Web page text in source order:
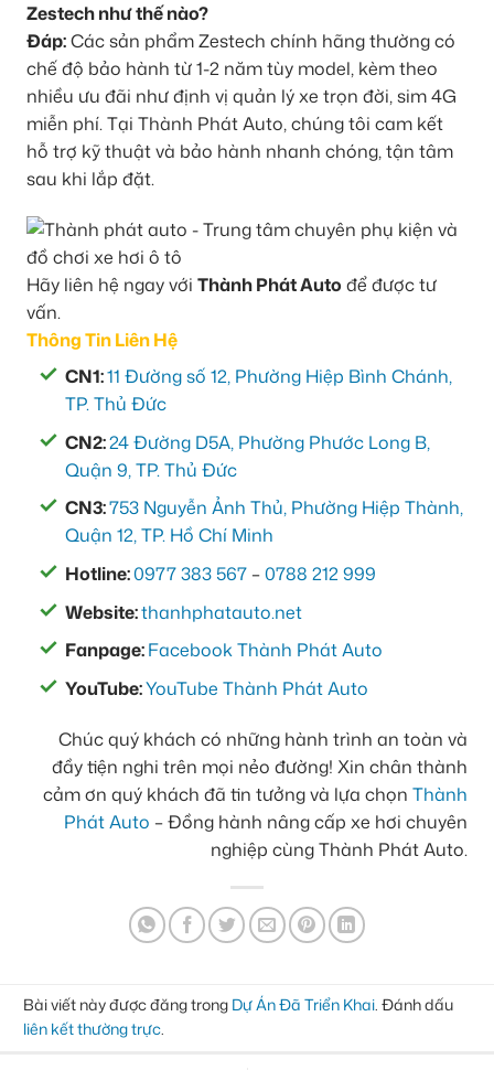
Zestech như thế nào?
Đáp:Các sản phẩm Zestech chính hãng thường có
chế độ bảo hành từ 1-2 năm tùy model, kèm theo
nhiều ưu đãi như định vị quản lý xe trọn đời, sim 4G
miễn phí. Tại Thành Phát Auto, chúng tôi cam kết
hỗ trợ kỹ thuật và bảo hành nhanh chóng, tận tâm
sau khi lắp đặt.
Hãy liên hệ ngay với Thành Phát Auto để được tư
vấn.
Thông Tin Liên Hệ
CN1:11 Đường số 12, Phường Hiệp Bình Chánh,
TP. Thủ Đức
CN2:24 Đường D5A, Phường Phước Long B,
Quận 9, TP. Thủ Đức
CN3:753 Nguyễn Ảnh Thủ, Phường Hiệp Thành,
Quận 12, TP. Hồ Chí Minh
Hotline:0977 383 567 –0788 212 999
Website:thanhphatauto.net
Fanpage:Facebook Thành Phát Auto
YouTube:YouTube Thành Phát Auto
Chúc quý khách có những hành trình an toàn và
đầy tiện nghi trên mọi nẻo đường! Xin chân thành
cảm ơn quý khách đã tin tưởng và lựa chọn Thành
Phát Auto – Đồng hành nâng cấp xe hơi chuyên
nghiệp cùng Thành Phát Auto.
Bài viết này được đăng trong Dự Án Đã Triển Khai. Đánh dấu
liên kết thường trực.